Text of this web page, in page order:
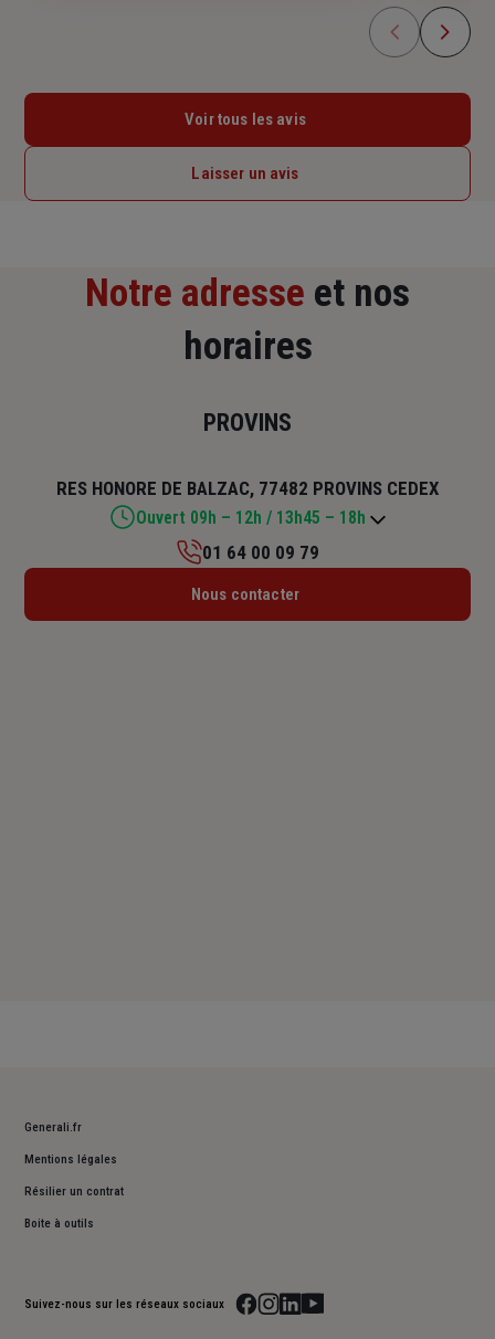
Voir tous les avis
Laisser un avis
Notre adresse et nos
horaires
PROVINS
RES HONORE DE BALZAC, 77482 PROVINS CEDEX
Ouvert 09h – 12h / 13h45 – 18h
Lundi : 09h – 12h / 13h45 – 18h
01 64 00 09 79
Nous contacter
Generali.fr
Mentions légales
Résilier un contrat
Boite à outils
Suivez-nous sur les réseaux sociaux